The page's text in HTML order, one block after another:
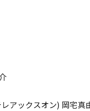
アックスオン) 岡宅真